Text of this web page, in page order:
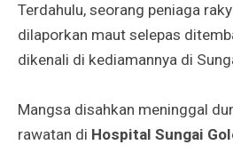
Terdahulu, seorang peniaga
dilaporkan maut selepas
dikenali di kediamannya di
Mangsa disahkan meninggal
rawatan di Hospital Sungai